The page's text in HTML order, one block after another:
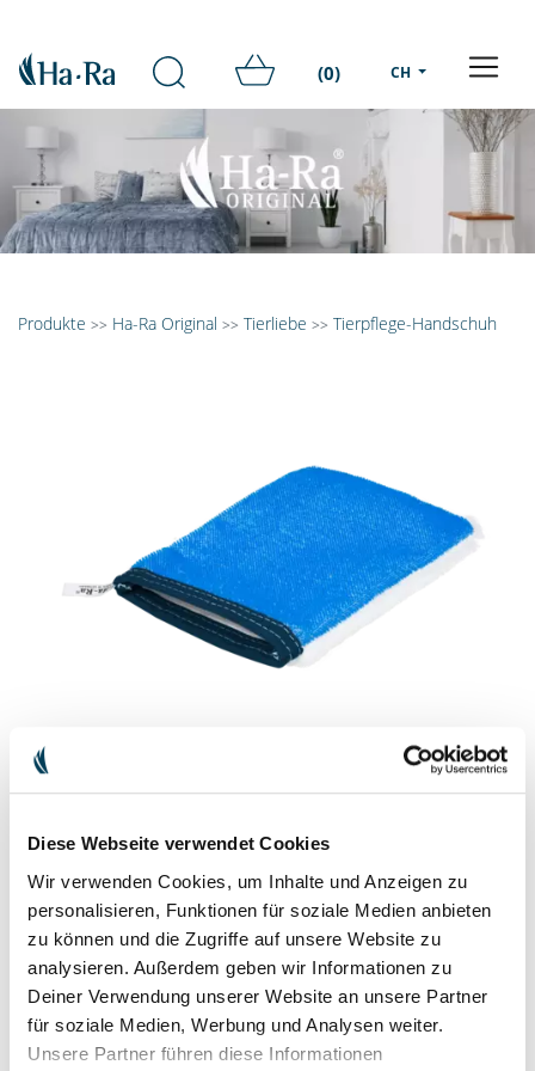
Diese Webseite verwendet Cookies
Wir verwenden Cookies, um Inhalte und Anzeigen zu
personalisieren, Funktionen für soziale Medien anbieten
zu können und die Zugriffe auf unsere Website zu
analysieren. Außerdem geben wir Informationen zu
Deiner Verwendung unserer Website an unsere Partner
für soziale Medien, Werbung und Analysen weiter.
Unsere Partner führen diese Informationen
(0) CH
Produkte >> Ha-Ra Original >> Tierliebe >> Tierpflege-Handschuh
TIERPFLEGE-HANDSCHUH
Der Handschuh zum Fell ausbürsten
Unser Tierpflege-Handschuh ist die perfekte Alternative zur
Bürste. Spielend leicht lassen sich Schmutz, Fett und lose Haare
ausbürsten und dabei wird das Tier sanft massiert.
EUR 23.90 inkl. MwSt. zzgl.Versandkosten
IN DEN WARENKORB